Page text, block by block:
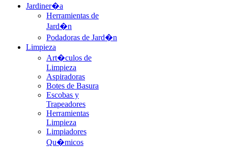
Jardiner�a
Herramientas de
Jard�n
Podadoras de Jard�n
Limpieza
Art�culos de
Limpieza
Aspiradoras
Botes de Basura
Escobas y
Trapeadores
Herramientas
Limpieza
Limpiadores
Qu�micos